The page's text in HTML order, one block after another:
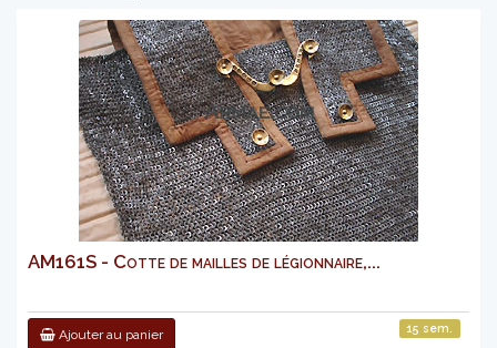
AM161S - Cotte de mailles de légionnaire,...
Ajouter au panier 15 sem.